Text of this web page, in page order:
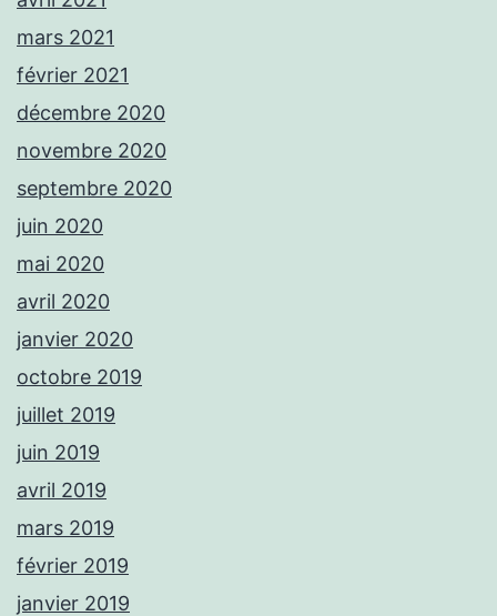
mars 2021
février 2021
décembre 2020
novembre 2020
septembre 2020
juin 2020
mai 2020
avril 2020
janvier 2020
octobre 2019
juillet 2019
juin 2019
avril 2019
mars 2019
février 2019
janvier 2019